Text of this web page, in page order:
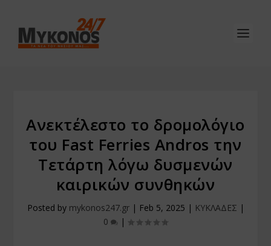
Ανεκτέλεστο το δρομολόγιο
του Fast Ferries Andros την
Τετάρτη λόγω δυσμενών
καιρικών συνθηκών
Posted by mykonos247.gr| Feb 5, 2025 | ΚΥΚΛΑΔΕΣ |
0
|